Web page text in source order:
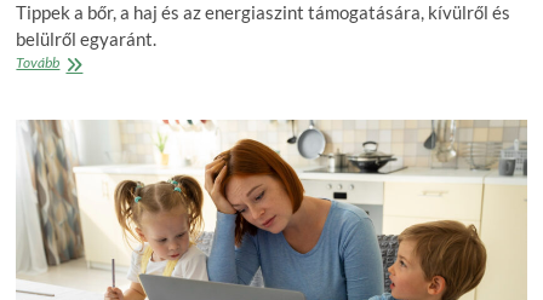
Tippek a bőr, a haj és az energiaszint támogatására, kívülről és
belülről egyaránt.
TovábbNyáron
bőrünknek
van
szüksége
védelemre